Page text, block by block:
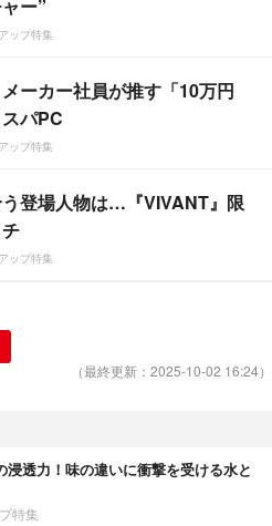
ー”
ップ特集
メーカー社員が推す「10万円
パPC
ップ特集
登場人物は…『VIVANT』限
ップ特集
（最終更新：2025-10-02 16:24）
浸透力！味の違いに衝撃を受ける水と
特集